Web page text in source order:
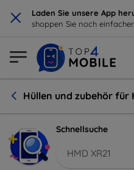
× Laden Sie unsere App
shoppen Sie noch einfacher.
Hüllen und zubehör für
Schnellsuche
HMD XR21